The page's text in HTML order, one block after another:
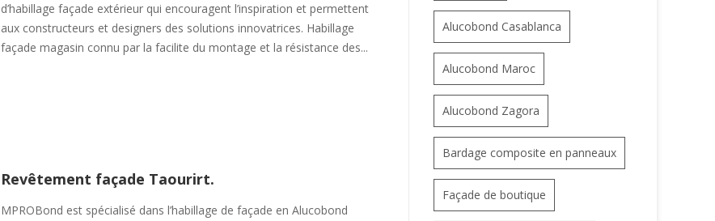
d’habillage façade extérieur qui encouragent l’inspiration et permettent
aux constructeurs et designers des solutions innovatrices. Habillage
façade magasin connu par la facilite du montage et la résistance des...
Revêtement façade Taourirt.
MPROBond est spécialisé dans l’habillage de façade en Alucobond
Alucobond Casablanca
Alucobond Maroc
Alucobond Zagora
Bardage composite en panneaux
Façade de boutique